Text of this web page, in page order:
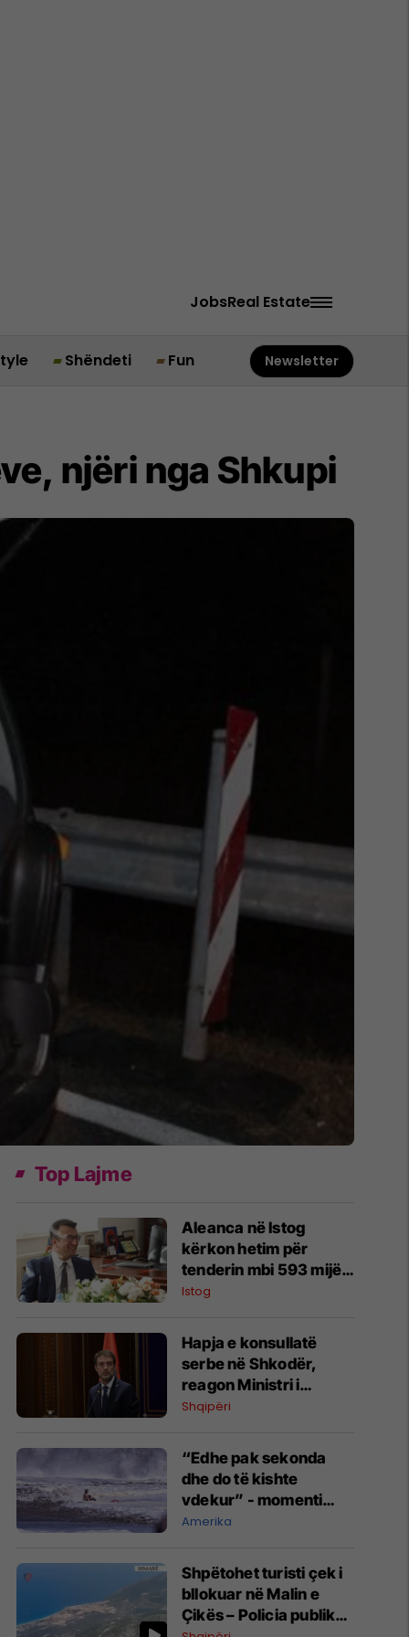
JobsReal Estate
Shëndeti Fun Newsletter
njëri nga Shkupi
Top Lajme
Aleanca në Istog
kërkon hetim për
tenderin mbi 593 mijë
euro në Vrellë,
zhdukjen e një
dokumenti
Istog
Hapja e konsullatë
serbe në Shkodër,
reagon Ministri i
Jashtëm Ferit Hoxha
Shqipëri
“Edhe pak sekonda
dhe do të kishte
vdekur” - momenti
dramatik kur 10-
në Kaliforni
Amerika
Shpëtohet turisti çek i
bllokuar në Malin e
Çikës – Policia publikon